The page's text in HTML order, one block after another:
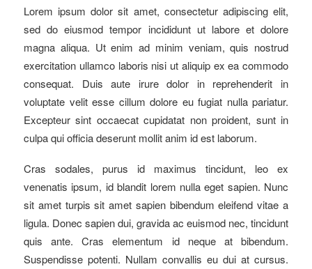
Lorem ipsum dolor sit amet, consectetur adipiscing elit,
sed do eiusmod tempor incididunt ut labore et dolore
magna aliqua. Ut enim ad minim veniam, quis nostrud
exercitation ullamco laboris nisi ut aliquip ex ea commodo
consequat. Duis aute irure dolor in reprehenderit in
voluptate velit esse cillum dolore eu fugiat nulla pariatur.
Excepteur sint occaecat cupidatat non proident, sunt in
culpa qui officia deserunt mollit anim id est laborum.
Cras sodales, purus id maximus tincidunt, leo ex
venenatis ipsum, id blandit lorem nulla eget sapien. Nunc
sit amet turpis sit amet sapien bibendum eleifend vitae a
ligula. Donec sapien dui, gravida ac euismod nec, tincidunt
quis ante. Cras elementum id neque at bibendum.
Suspendisse potenti. Nullam convallis eu dui at cursus.